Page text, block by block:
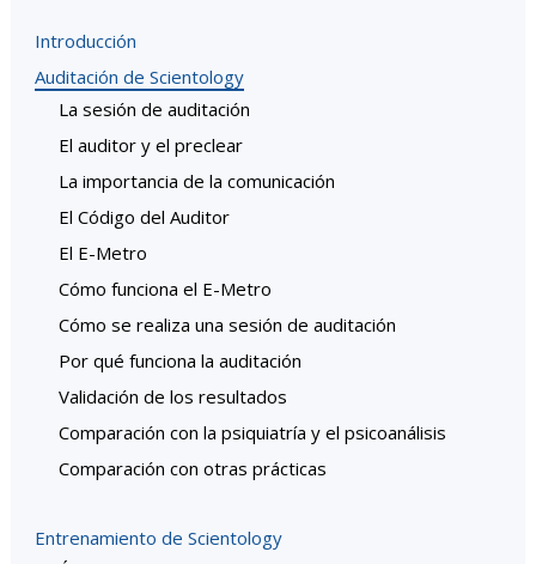
Introducción
Auditación de Scientology
La sesión de auditación
El auditor y el preclear
La importancia de la comunicación
El Código del Auditor
El E-Metro
Cómo funciona el E-Metro
Cómo se realiza una sesión de auditación
Por qué funciona la auditación
Validación de los resultados
Comparación con la psiquiatría y el psicoanálisis
Comparación con otras prácticas
Entrenamiento de Scientology